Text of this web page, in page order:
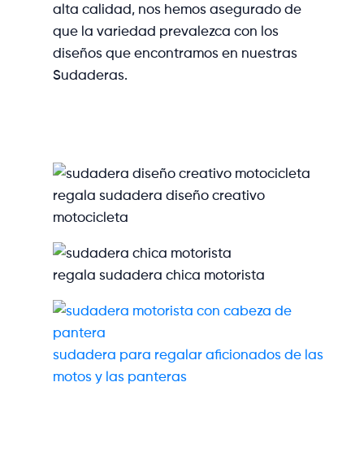
alta calidad, nos hemos asegurado de
que la variedad prevalezca con los
diseños que encontramos en nuestras
Sudaderas.
regala sudadera diseño creativo
motocicleta
regala sudadera chica motorista
sudadera para regalar aficionados de las
motos y las panteras